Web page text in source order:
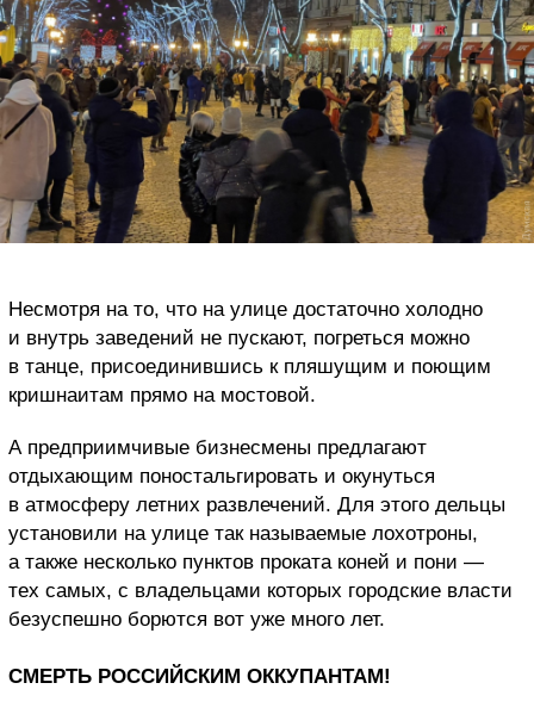
Несмотря на то, что на улице достаточно холодно
и внутрь заведений не пускают, погреться можно
в танце, присоединившись к пляшущим и поющим
кришнаитам прямо на мостовой.
А предприимчивые бизнесмены предлагают
отдыхающим поностальгировать и окунуться
в атмосферу летних развлечений. Для этого дельцы
установили на улице так называемые лохотроны,
а также несколько пунктов проката коней и пони —
тех самых, с владельцами которых городские власти
безуспешно борются вот уже много лет.
СМЕРТЬ РОССИЙСКИМ ОККУПАНТАМ!